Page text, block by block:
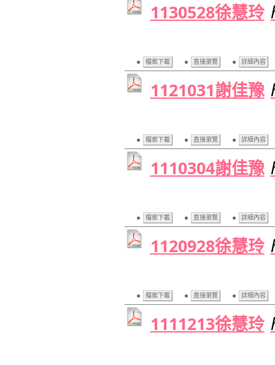
1130528徐慧玲
檔案下載 直接瀏覽 詳細內容
1121031謝佳豫
檔案下載 直接瀏覽 詳細內容
1110304謝佳豫
檔案下載 直接瀏覽 詳細內容
1120928徐慧玲
檔案下載 直接瀏覽 詳細內容
1111213徐慧玲